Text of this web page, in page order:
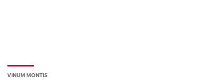
VINUM MONTIS